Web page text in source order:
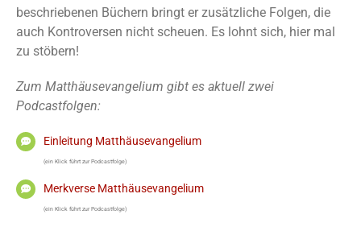
beschriebenen Büchern bringt er zusätzliche Folgen, die
auch Kontroversen nicht scheuen. Es lohnt sich, hier mal
zu stöbern!
Zum Matthäusevangelium gibt es aktuell zwei
Podcastfolgen:
Einleitung Matthäusevangelium
(ein Klick führt zur Podcastfolge)
Merkverse Matthäusevangelium
(ein Klick führt zur Podcastfolge)